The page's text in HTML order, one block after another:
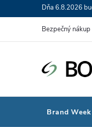
na
Dňa 6.8.2026
Bezpečný nákup
Brand